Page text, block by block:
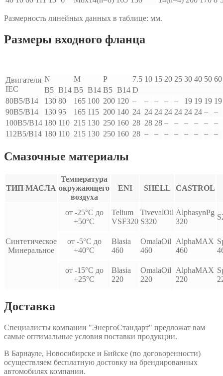
Размерность линейных данных в таблице: мм.
Размеры входного фланца
Двигатели
IEC
N M P 7.5 10 15 20 25 30 40 50 60
B5 B14 B5 B14 B5 B14 D
80B5/B14
130 80 165 100 200 120 – – – – – 19 19 19 19
90B5/B14
130 95 165 115 200 140 24 24 24 24 24 24 24 –
–
100B5/B14 180 110 215 130 250 160 28 28 28 – – – – –
–
112B5/B14 180 110 215 130 250 160 28 – – – – – – – –
Смазочные материалы
ТИП МАСЛА
Температура
окружающего
воздуха
ENI SHELL CASTROL
Синтетическое
Минеральное
от -25°С до
+50°С
Telium
VSF320
TivevalOil
S320
AlphasynPg
320
от -5°С до
+40°С
Blasia
460
OmalaOil
460
AlphaMAX
460
от -15°С до
+25°С
Blasia
220
OmalaOil
220
AlphaMAX
220
Доставка
Специалисты компании "ЭнергоСтандарт" предложат вам
самые оптимальные условия поставки продукции.
В Барнауле, Новосибирске и Бийске (по договоренности)
осуществляем бесплатную достовку на брендированных
автомобилях компании.